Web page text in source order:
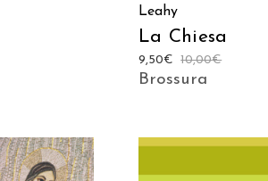
Leahy
La Chiesa
10,00€
9,50€
Brossura